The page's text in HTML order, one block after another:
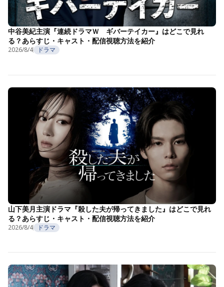
中谷美紀主演『連続ドラマＷ ギバーテイカー』はどこで見れ
る？あらすじ・キャスト・配信視聴方法を紹介
2026/8/4 ドラマ
山下美月主演ドラマ『殺した夫が帰ってきました』はどこで見れ
る？あらすじ・キャスト・配信視聴方法を紹介
2026/8/4 ドラマ